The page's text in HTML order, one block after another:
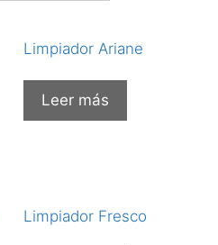
Limpiador Ariane
Leer más
Limpiador Fresco